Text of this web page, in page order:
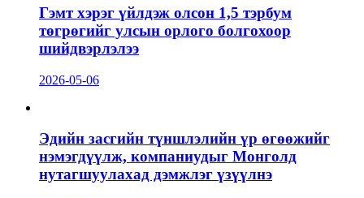
Гэмт хэрэг үйлдэж олсон 1,5 тэрбум
төгрөгийг улсын орлого болгохоор
шийдвэрлэлээ
2026-05-06
Эдийн засгийн түншлэлийн үр өгөөжийг
нэмэгдүүлж, компаниудыг Монголд
нутагшуулахад дэмжлэг үзүүлнэ